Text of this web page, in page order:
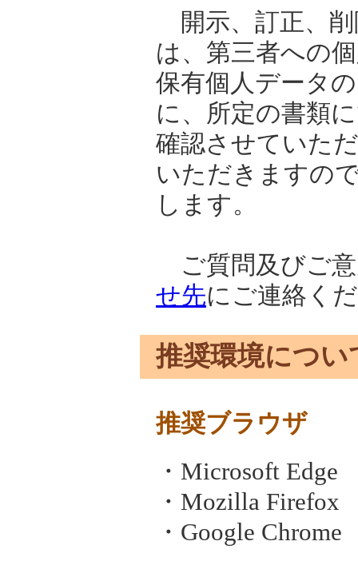
開示、訂正、
は、第三者への
保有個人データ
に、所定の書類
確認させていた
いただきますの
します。
ご質問及びご
せ先にご連絡く
推奨環境につい
推奨ブラウザ
・Microsoft
・Mozilla
・Google